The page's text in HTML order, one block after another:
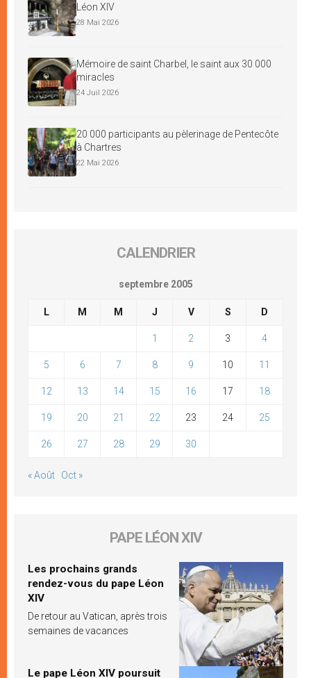
Léon XIV
28 Mai 2026
Mémoire de saint Charbel, le saint aux 30 000
miracles
24 Juil 2026
20 000 participants au pèlerinage de Pentecôte
à Chartres
22 Mai 2026
CALENDRIER
septembre 2005
L M M J V S D
1 2 3 4
5 6 7 8 9 10 11
12 13 14 15 16 17 18
19 20 21 22 23 24 25
26 27 28 29 30
« Août Oct »
PAPE LÉON XIV
Les prochains grands
rendez-vous du pape Léon
XIV
De retour au Vatican, après trois
semaines de vacances
Le pape Léon XIV poursuit